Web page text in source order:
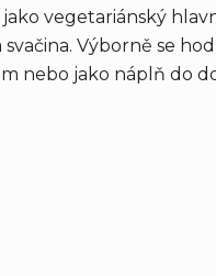
vegetariánský
Výborně se
nebo jako náplň do